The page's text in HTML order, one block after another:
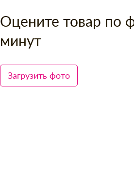
Оцените товар по
минут
Загрузить фото